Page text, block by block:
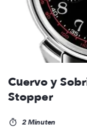
Cuervo y
Stopper
2 Minuten